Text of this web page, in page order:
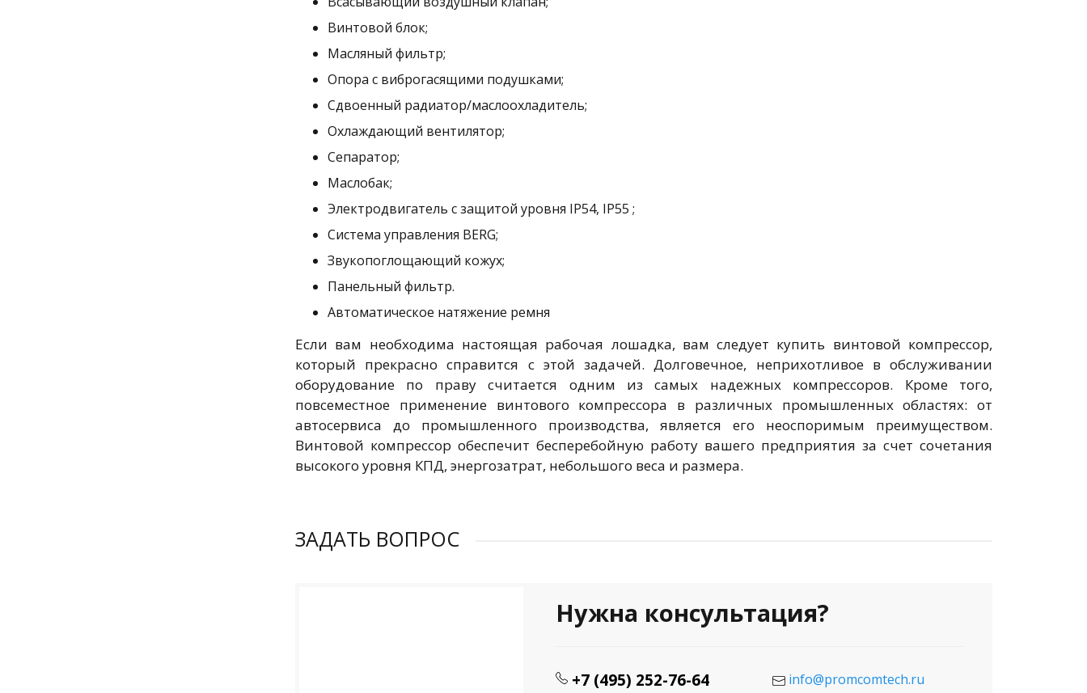
Винтовой блок;
Масляный фильтр;
Опора с виброгасящими подушками;
Сдвоенный радиатор/маслоохладитель;
Охлаждающий вентилятор;
Сепаратор;
Маслобак;
Электродвигатель с защитой уровня IP54, IP55 ;
Система управления BERG;
Звукопоглощающий кожух;
Панельный фильтр.
Автоматическое натяжение ремня
Если вам необходима настоящая рабочая лошадка, вам следует купить винтовой компрессор,
который прекрасно справится с этой задачей. Долговечное, неприхотливое в обслуживании
оборудование по праву считается одним из самых надежных компрессоров. Кроме того,
повсеместное применение винтового компрессора в различных промышленных областях: от
автосервиса до промышленного производства, является его неоспоримым преимуществом.
Винтовой компрессор обеспечит бесперебойную работу вашего предприятия за счет сочетания
высокого уровня КПД, энергозатрат, небольшого веса и размера.
ЗАДАТЬ ВОПРОС
Нужна консультация?
+7 (495) 252-76-64 info@promcomtech.ru